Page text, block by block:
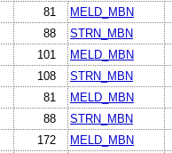
81 MELD_MBN
88 STRN_MBN
101 MELD_MBN
108 STRN_MBN
81 MELD_MBN
88 STRN_MBN
172 MELD_MBN